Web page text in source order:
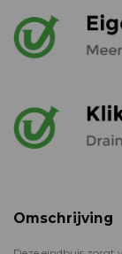
Omschrijving